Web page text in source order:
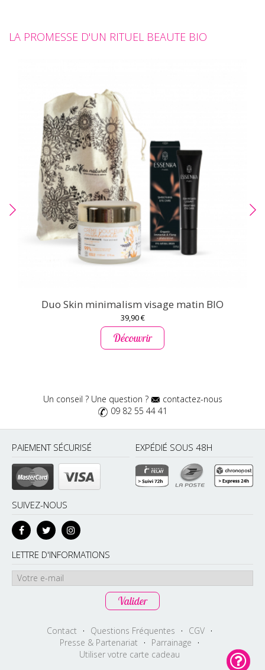
LA PROMESSE D'UN RITUEL BEAUTE BIO
Duo Skin minimalism visage matin BIO
39,90 €
Découvrir
Un conseil ? Une question ?
contactez-nous
09 82 55 44 41
PAIEMENT SÉCURISÉ EXPÉDIÉ SOUS 48H
SUIVEZ-NOUS
LETTRE D'INFORMATIONS
Contact · Questions Fréquentes · CGV ·
Presse & Partenariat
· Parrainage
·
Utiliser votre carte cadeau